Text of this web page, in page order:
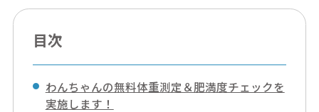
目次
わんちゃんの無料体重測定＆肥満度チェックを
実施します！